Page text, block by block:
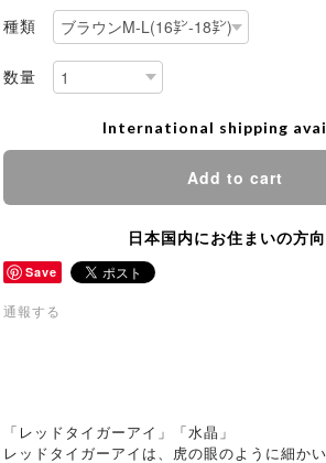
種類
数量
International shipping
Add to cart
日本国内にお住まいの方
Save
通報する
「レッドタイガーアイ」「水晶」
レッドタイガーアイは、虎の眼のように細か